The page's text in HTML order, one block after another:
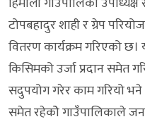
टोपबहादुर शाही र ग्रेप
वितरण कार्यक्रम गरिएको
किसिमको उर्जा प्रदान समेत
सदुपयोग गरेर काम गरियो
समेत रहेकोे गाउँपालिकाले